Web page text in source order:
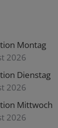
Montag
2026
Dienstag
2026
Mittwoch
2026